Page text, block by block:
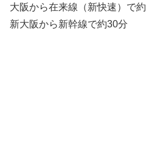
大阪から在来線（新快速）で
新大阪から新幹線で約30分